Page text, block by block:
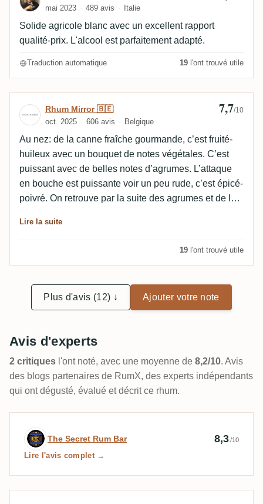
mai 2023 489 avis Italie
Solide agricole blanc avec un excellent rapport
qualité-prix. L'alcool est parfaitement adapté.
Traduction automatique 19 l'ont trouvé utile
Avis de Rhum Mirror 🇧🇪
Rhum Mirror 🇧🇪
oct. 2025 606 avis Belgique
7,7/10
Au nez: de la canne fraîche gourmande, c’est fruité-
huileux avec un bouquet de notes végétales. C’est
puissant avec de belles notes d’agrumes. L’attaque
en bouche est puissante voir un peu rude, c’est épicé-
poivré. On retrouve par la suite des agrumes et de la
sur le poivré avec une note citronnée. Perso, je le
Lire la suite
19 l'ont trouvé utile
Plus d'avis (12) ↓ Ajouter votre note
Avis d'experts
2 critiques l'ont noté, avec une moyenne de 8,2/10. Avis
des blogs partenaires de RumX, des experts indépendants
qui ont dégusté, évalué et décrit ce rhum.
Avis d’expert par The Secret Rum Bar
The Secret Rum Bar 8,3/10
Lire l'avis complet →